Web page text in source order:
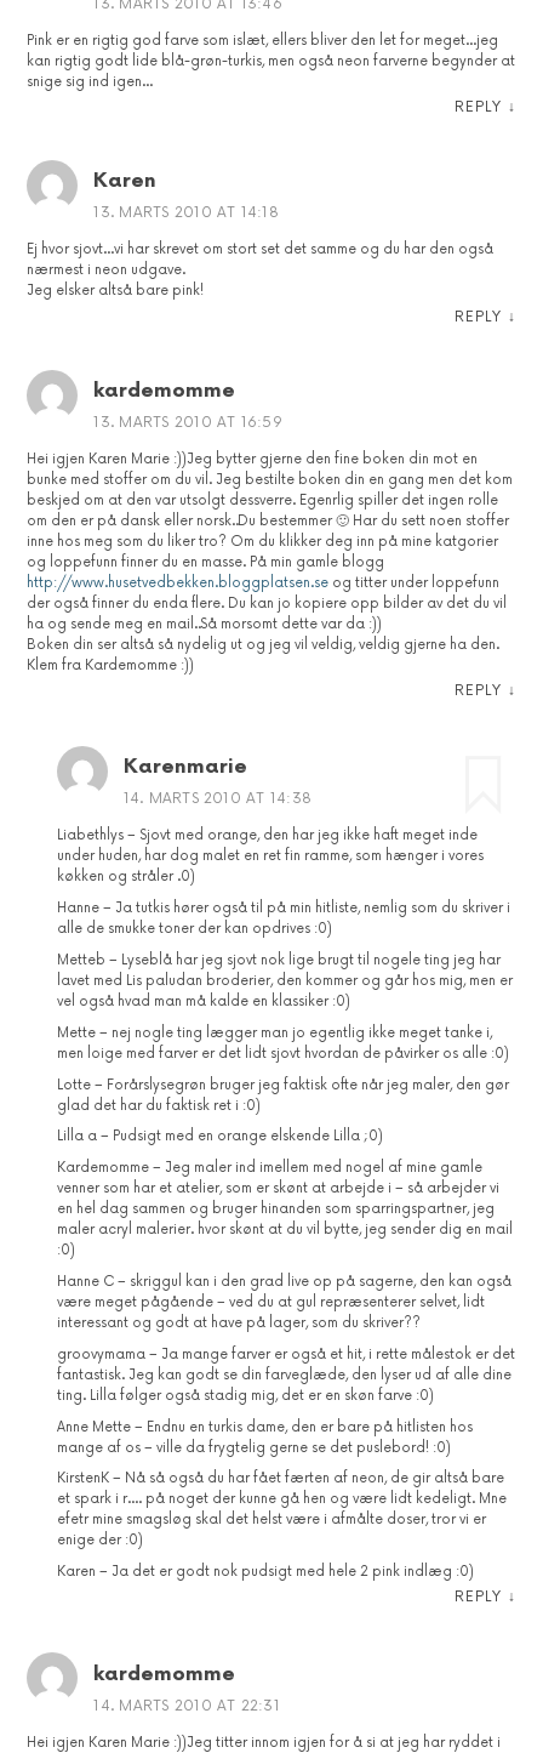
13. MARTS 2010 AT 13:46
Pink er en rigtig god farve som islæt, ellers bliver den let for meget…jeg
kan rigtig godt lide blå-grøn-turkis, men også neon farverne begynder at
snige sig ind igen…
REPLY ↓
Karen
13. MARTS 2010 AT 14:18
Ej hvor sjovt…vi har skrevet om stort set det samme og du har den også
nærmest i neon udgave.
Jeg elsker altså bare pink!
REPLY ↓
kardemomme
13. MARTS 2010 AT 16:59
Hei igjen Karen Marie :))Jeg bytter gjerne den fine boken din mot en
bunke med stoffer om du vil. Jeg bestilte boken din en gang men det kom
beskjed om at den var utsolgt dessverre. Egenrlig spiller det ingen rolle
om den er på dansk eller norsk..Du bestemmer 🙂 Har du sett noen stoffer
inne hos meg som du liker tro? Om du klikker deg inn på mine katgorier
og loppefunn finner du en masse. På min gamle blogg
http://www.husetvedbekken.bloggplatsen.se og titter under loppefunn
der også finner du enda flere. Du kan jo kopiere opp bilder av det du vil
ha og sende meg en mail..Så morsomt dette var da :))
Boken din ser altså så nydelig ut og jeg vil veldig, veldig gjerne ha den.
Klem fra Kardemomme :))
REPLY ↓
Karenmarie
14. MARTS 2010 AT 14:38
Liabethlys – Sjovt med orange, den har jeg ikke haft meget inde
under huden, har dog malet en ret fin ramme, som hænger i vores
køkken og stråler .0)
Hanne – Ja tutkis hører også til på min hitliste, nemlig som du skriver i
alle de smukke toner der kan opdrives :0)
Metteb – Lyseblå har jeg sjovt nok lige brugt til nogele ting jeg har
lavet med Lis paludan broderier, den kommer og går hos mig, men er
vel også hvad man må kalde en klassiker :0)
Mette – nej nogle ting lægger man jo egentlig ikke meget tanke i,
men loige med farver er det lidt sjovt hvordan de påvirker os alle :0)
Lotte – Forårslysegrøn bruger jeg faktisk ofte når jeg maler, den gør
glad det har du faktisk ret i :0)
Lilla a – Pudsigt med en orange elskende Lilla ;0)
Kardemomme – Jeg maler ind imellem med nogel af mine gamle
venner som har et atelier, som er skønt at arbejde i – så arbejder vi
en hel dag sammen og bruger hinanden som sparringspartner, jeg
maler acryl malerier. hvor skønt at du vil bytte, jeg sender dig en mail
:0)
Hanne C – skriggul kan i den grad live op på sagerne, den kan også
være meget pågående – ved du at gul repræsenterer selvet, lidt
interessant og godt at have på lager, som du skriver??
groovymama – Ja mange farver er også et hit, i rette målestok er det
fantastisk. Jeg kan godt se din farveglæde, den lyser ud af alle dine
ting. Lilla følger også stadig mig, det er en skøn farve :0)
Anne Mette – Endnu en turkis dame, den er bare på hitlisten hos
mange af os – ville da frygtelig gerne se det puslebord! :0)
KirstenK – Nå så også du har fået færten af neon, de gir altså bare
et spark i r…. på noget der kunne gå hen og være lidt kedeligt. Mne
efetr mine smagsløg skal det helst være i afmålte doser, tror vi er
enige der :0)
Karen – Ja det er godt nok pudsigt med hele 2 pink indlæg :0)
REPLY ↓
kardemomme
14. MARTS 2010 AT 22:31
Hei igjen Karen Marie :))Jeg titter innom igjen for å si at jeg har ryddet i